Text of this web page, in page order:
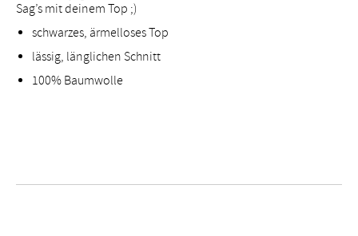
Sag’s mit deinem Top ;)
schwarzes, ärmelloses Top
lässig, länglichen Schnitt
100% Baumwolle